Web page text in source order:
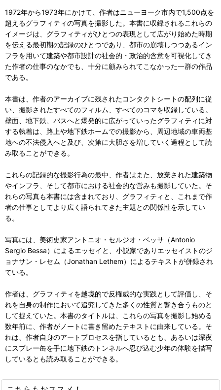
1972年から1973年にかけて、作者はニューヨーク市内で1,500点を
超えるグラフィティの写真を撮影した。本書に収録されるこれらの
イメージは、グラフィティがひとつの表現として広がり始めた時期
を伝える最初期の記録のひとつであり、都市の崩壊しつつあるイン
フラを用いて建築や都市設計の社会的・政治的含意を可視化してき
た作者の仕事のなかでも、十分に顧みられてこなかった一群の作品
である。
本書は、作者のアーカイブに残されたコンタクトシートの配列に従
い、撮影されたすべてのフィルム、すべてのコマを収録している。
壁面、地下鉄、バスへと爆発的に広がっていったグラフィティに対
する執着は、路上や地下鉄ホームでの撮影から、周辺地域の車両基
地への不法侵入へと及び、次第に大胆さを増していく過程として読
み取ることができる。
これらの記録的な撮影行為の最中、作者はまた、放棄された建築物
やインフラ、そして都市における社会的な営みも撮影していた。そ
れらの写真も本書には含まれており、グラフィティと、これまで作
者の仕事としてより広く語られてきた主題との関係性を示してい
る。
写真には、美術史家アントニオ・セルジオ・ベッサ（Antonio
Sergio Bessa）によるエッセイと、小説家でありエッセイストのジ
ョナサン・レセム（Jonathan Lethem）によるテキストが併録され
ている。
作者は、グラフィティを越境的で反権威的な実践として評価し、そ
れを自身の制作において追究してきた多くの性質と響き合うものと
して捉えていた。本書のタイトルは、これらの写真を撮影し始める
数年前に、作者がノートに書き留めたテキストに由来している。そ
れは、作者自身のアートプロセスを指しているとも、あるいは深夜
にスプレー缶を手に地下鉄のトンネルへ忍び込む少年の体験を描写
しているとも読み取ることができる。